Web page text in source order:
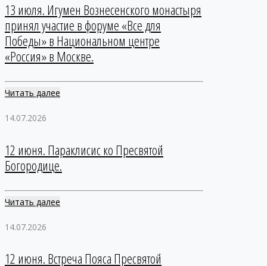
13 июля. Игумен Вознесенского монастыря
принял участие в форуме «Все для
Победы» в Национальном центре
«Россия» в Москве.
Читать далее
14.07.2026
12 июня. Параклисис ко Пресвятой
Богородице.
Читать далее
14.07.2026
12 июня. Встреча Пояса Пресвятой